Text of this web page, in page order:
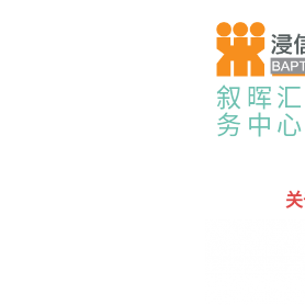
叙晖
务中心